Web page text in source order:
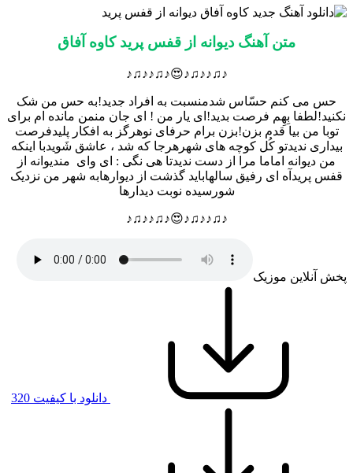
متن آهنگ دیوانه از قفس پرید کاوه آفاق
♪♫♪♪♫♪😍♪♫♪♪♫♪
حس می کنم حسّاس شدمنسبت به افراد جدید!به حس من شک
نکنید!لطفا بِهِم فرصت بدید!ای یار من ! ای جان منمن مانده ام برای
توبا من بیا قدم بزن!بزن برام حرفای نوهرگز به افکار پلیدفرصت
بیداری ندیدتو کُل کوچه های شهرهرجا که شد ، عاشق شَویدبا اینکه
من دیوانه اماما مرا از دست ندیدتا هی نگی : ای وای مندیوانه از
قفس پریدآه ای رفیق سالهاباید گذشت از دیوارهابه شهر من نزدیک
شورسیده نوبت دیدارها
♪♫♪♪♫♪😍♪♫♪♪♫♪
پخش آنلاین موزیک
دانلود با کیفیت 320